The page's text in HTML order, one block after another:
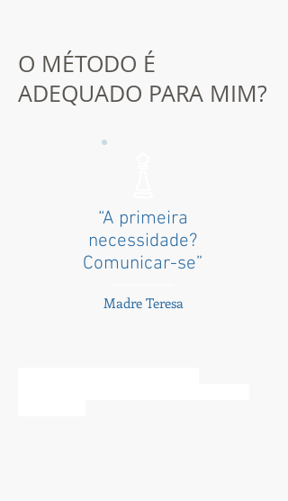
O MÉTODO É
ADEQUADO PARA MIM?
“A primeira
necessidade?
Comunicar-se”
Madre Teresa